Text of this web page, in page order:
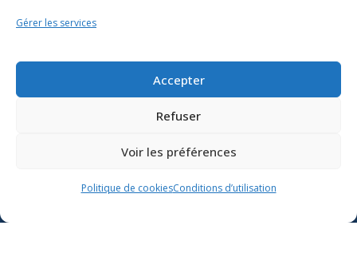
Gérer les services
Accepter
Refuser
Voir les préférences
Politique de cookiesConditions d’utilisation
Soutien scolaire
Formation
ministère de l’Éducation sur